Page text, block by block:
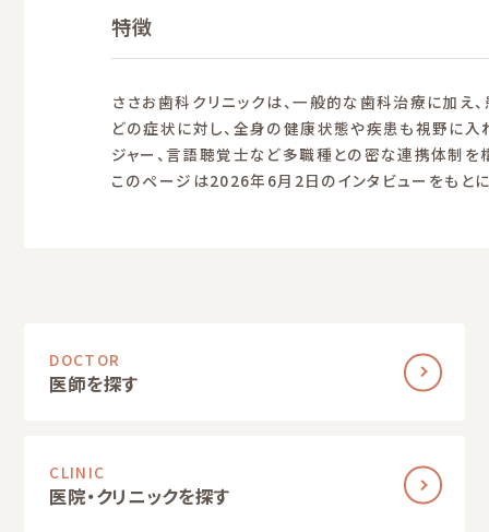
特徴
ささお歯科クリニックは、一般的な歯科治療に加え
どの症状に対し、全身の健康状態や疾患も視野に
ジャー、言語聴覚士など多職種との密な連携体制を
このページは2026年6月2日のインタビューをもとに
DOCTOR
医師を探す
CLINIC
医院・クリニックを探す